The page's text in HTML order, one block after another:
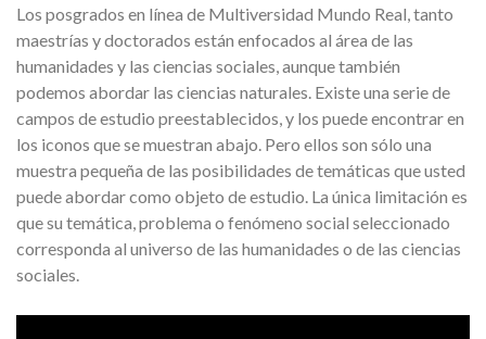
Los posgrados en línea de Multiversidad Mundo Real, tanto
maestrías y doctorados están enfocados al área de las
humanidades y las ciencias sociales, aunque también
podemos abordar las ciencias naturales. Existe una serie de
campos de estudio preestablecidos, y los puede encontrar en
los iconos que se muestran abajo. Pero ellos son sólo una
muestra pequeña de las posibilidades de temáticas que usted
puede abordar como objeto de estudio. La única limitación es
que su temática, problema o fenómeno social seleccionado
corresponda al universo de las humanidades o de las ciencias
sociales.